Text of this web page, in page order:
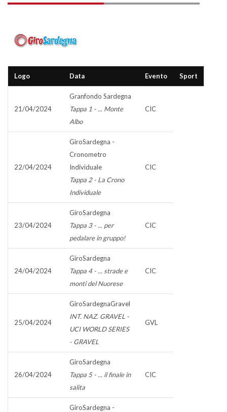
Logo Data Evento Sport
21/04/2024
Granfondo Sardegna
Tappa 1 - ... Monte
Albo
CIC
22/04/2024
GiroSardegna -
Cronometro
Individuale
Tappa 2 - La Crono
Individuale
CIC
23/04/2024
GiroSardegna
Tappa 3 - ... per
pedalare in gruppo!
CIC
24/04/2024
GiroSardegna
Tappa 4 - ... strade e
monti del Nuorese
CIC
25/04/2024
GiroSardegnaGravel
INT. NAZ. GRAVEL -
UCI WORLD SERIES
- GRAVEL
GVL
26/04/2024
GiroSardegna
Tappa 5 - ... il finale in
salita
CIC
GiroSardegna -